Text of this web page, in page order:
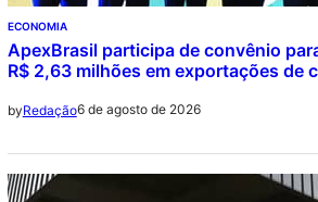
ECONOMIA
ApexBrasil participa de convênio
R$ 2,63 milhões em exportações de
byRedação6 de agosto de 2026